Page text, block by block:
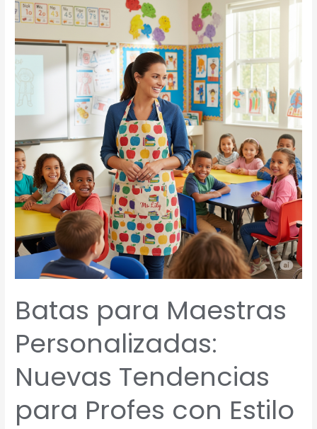
Batas para Maestras
Personalizadas:
Nuevas Tendencias
para Profes con Estilo
para
Maestras
Personalizadas:
Nuevas
para
Profes
con
Estilo